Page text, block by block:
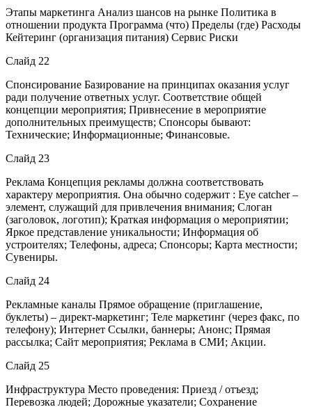
Этапы маркетинга Анализ шансов на рынке Политика в
отношении продукта Программа (что) Пределы (где) Расходы
Кейтеринг (организация питания) Сервис Риски
Слайд 22
Спонсирование Базирование на принципах оказания услуг
ради получение ответных услуг. Соответствие общей
концепции мероприятия; Привнесение в мероприятие
дополнительных преимуществ; Спонсоры бывают:
Технические; Информационные; Финансовые.
Слайд 23
Реклама Концепция рекламы должна соответствовать
характеру мероприятия. Она обычно содержит : Eye catcher –
элемент, служащий для привлечения внимания; Слоган
(заголовок, логотип); Краткая информация о мероприятии;
Яркое представление уникальности; Информация об
устроителях; Телефоны, адреса; Спонсоры; Карта местности;
Сувениры.
Слайд 24
Рекламные каналы Прямое обращение (приглашение,
буклеты) – директ-маркетинг; Теле маркетинг (через факс, по
телефону); Интернет Ссылки, баннеры; Анонс; Прямая
рассылка; Сайт мероприятия; Реклама в СМИ; Акции.
Слайд 25
Инфраструктура Место проведения: Приезд / отъезд;
Перевозка людей; Дорожные указатели; Сохранение